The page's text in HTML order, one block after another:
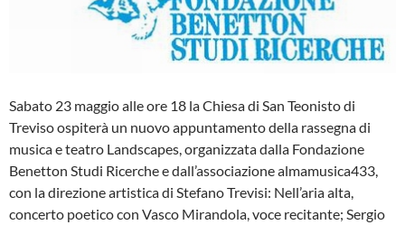
Sabato 23 maggio alle ore 18 la Chiesa di San Teonisto di
Treviso ospiterà un nuovo appuntamento della rassegna di
musica e teatro Landscapes, organizzata dalla Fondazione
Benetton Studi Ricerche e dall’associazione almamusica433,
con la direzione artistica di Stefano Trevisi: Nell’aria alta,
concerto poetico con Vasco Mirandola, voce recitante; Sergio